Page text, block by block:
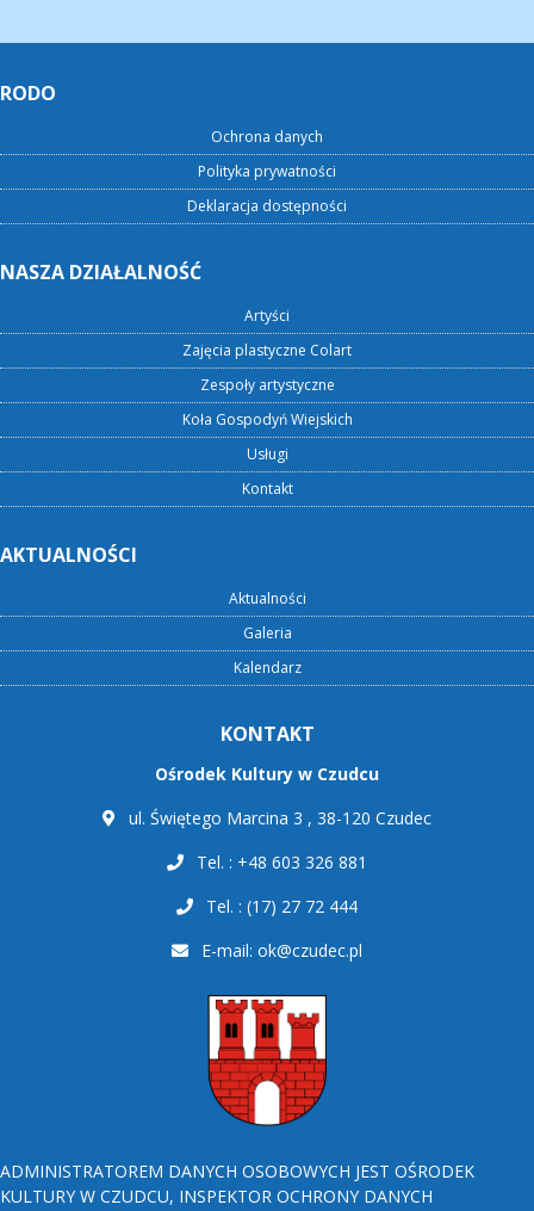
RODO
Ochrona danych
Polityka prywatności
Deklaracja dostępności
NASZA DZIAŁALNOŚĆ
Artyści
Zajęcia plastyczne Colart
Zespoły artystyczne
Koła Gospodyń Wiejskich
Usługi
Kontakt
AKTUALNOŚCI
Aktualności
Galeria
Kalendarz
KONTAKT
Ośrodek Kultury w Czudcu
ul. Świętego Marcina 3 , 38-120 Czudec
Tel. : +48 603 326 881
Tel. : (17) 27 72 444
E-mail: ok@czudec.pl
ADMINISTRATOREM DANYCH OSOBOWYCH JEST OŚRODEK
KULTURY W CZUDCU, INSPEKTOR OCHRONY DANYCH